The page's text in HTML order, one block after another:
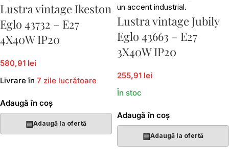
Lustra vintage Ikeston
Eglo 43732 – E27
4X40W IP20
580,91 lei
Livrare în 7 zile lucrătoare
Adaugă în coș
▤Adaugă la ofertă
Lustra vintage Jubily
Eglo 43663 – E27
3X40W IP20
255,91 lei
În stoc
Adaugă în coș
▤Adaugă la ofertă